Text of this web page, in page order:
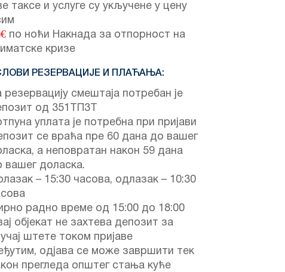
таксе и услуге су укључене у цену
по ноћи Накнада за отпорност на
кризе
РЕЗЕРВАЦИЈЕ И ПЛАЋАЊА:
резервацију смештаја потребан је
од 351ТП3Т
уплата је потребна при пријави
се враћа пре 60 дана до вашег
а неповратан након 59 дана
вашег доласка.
– 15:30 часова, одлазак – 10:30
радно време од 15:00 до 18:00
објекат не захтева депозит за
штете током пријаве
одјава се може завршити тек
прегледа општег стања куће